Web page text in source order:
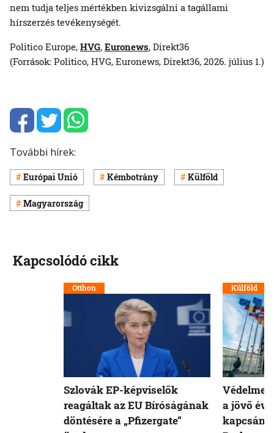
nem tudja teljes mértékben kivizsgálni a tagállami
hírszerzés tevékenységét.
Politico Europe, HVG, Euronews, Direkt36
(Források: Politico, HVG, Euronews, Direkt36, 2026. július 1.)
További hírek:
Európai Unió Kémbotrány Külföld
Magyarország
Kapcsolódó cikk
Otthon
Szlovák EP-képviselők
reagáltak az EU Bíróságának
döntésére a „Pfizergate”
Külföld
Védelmet
a jövő évi
kapcsán